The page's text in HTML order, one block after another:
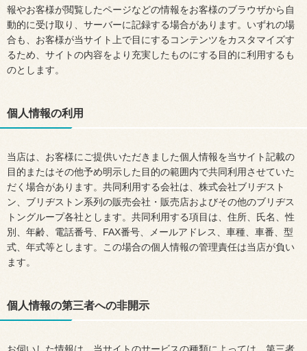
報やお客様が閲覧したページなどの情報をお客様のブラウザから自
動的に受け取り、サーバーに記録する場合があります。いずれの場
合も、お客様が当サイト上で目にするコンテンツをカスタマイズす
るため、サイトの内容をより充実したものにする目的に利用するも
のとします。
個人情報の利用
当店は、お客様にご提供いただきました個人情報を当サイト記載の
目的またはその他予め明示した目的の範囲内で共同利用させていた
だく場合があります。共同利用する会社は、株式会社ブリヂスト
ン、ブリヂストン系列の販売会社・販売店およびその他のブリヂス
トングループ各社とします。共同利用する項目は、住所、氏名、性
別、年齢、電話番号、FAX番号、メールアドレス、車種、車番、型
式、年式等とします。この場合の個人情報の管理責任は当店が負い
ます。
個人情報の第三者への非開示